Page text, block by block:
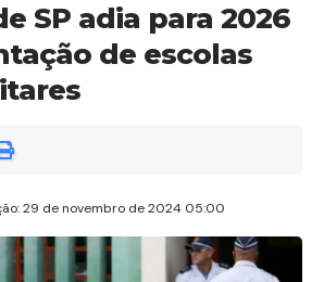
SP adia para 2026
de escolas
29 de novembro de 2024 05:00